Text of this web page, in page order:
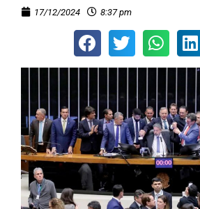
17/12/2024 8:37 pm